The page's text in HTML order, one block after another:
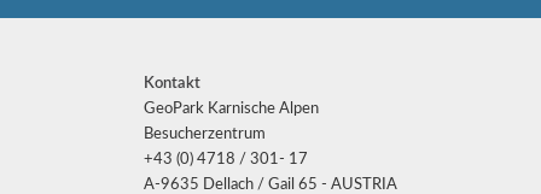
Kontakt
GeoPark Karnische Alpen
Besucherzentrum
+43 (0) 4718 / 301- 17
A-9635 Dellach / Gail 65 - AUSTRIA